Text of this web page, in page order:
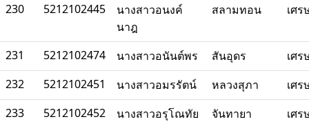
230
5212102445
นางสาวอนงค์
นาฎ
สลามทอน เศ
231 5212102474 นางสาวอนันต์พร สันอุดร
เศ
232
5212102451 นางสาวอมรรัตน์ หลวงสุภา
เศ
233
5212102452 นางสาวอรุโณทัย จันทายา
เศ